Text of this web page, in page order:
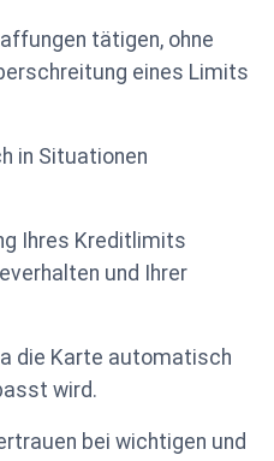
tätigen, ohne
eines Limits
in Situationen
Ihres Kreditlimits
und Ihrer
die Karte automatisch
wird.
bei wichtigen und